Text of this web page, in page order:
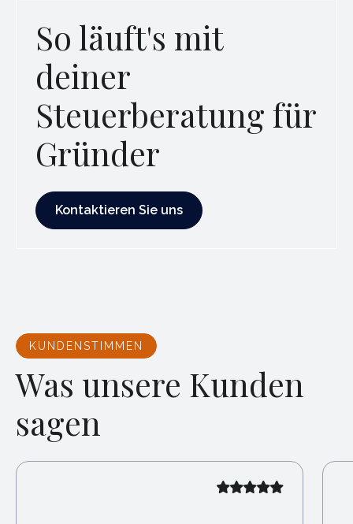
So läuft's mit
deiner
Steuerberatung für
Gründer
Kontaktieren Sie uns
Kontaktieren Sie uns
KUNDENSTIMMEN
Was unsere Kunden
sagen